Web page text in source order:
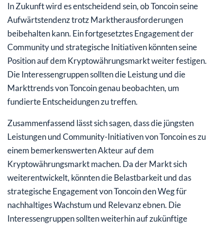
In Zukunft wird es entscheidend sein, ob Toncoin seine
Aufwärtstendenz trotz Marktherausforderungen
beibehalten kann. Ein fortgesetztes Engagement der
Community und strategische Initiativen könnten seine
Position auf dem Kryptowährungsmarkt weiter festigen.
Die Interessengruppen sollten die Leistung und die
Markttrends von Toncoin genau beobachten, um
fundierte Entscheidungen zu treffen.
Zusammenfassend lässt sich sagen, dass die jüngsten
Leistungen und Community-Initiativen von Toncoin es zu
einem bemerkenswerten Akteur auf dem
Kryptowährungsmarkt machen. Da der Markt sich
weiterentwickelt, könnten die Belastbarkeit und das
strategische Engagement von Toncoin den Weg für
nachhaltiges Wachstum und Relevanz ebnen. Die
Interessengruppen sollten weiterhin auf zukünftige